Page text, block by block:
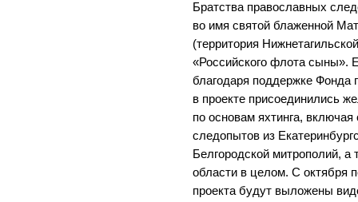
Братства православных
во имя святой блаженной
(территория
«Российского флота сыны».
благодаря поддержке Фонда
в проекте присоединились
по основам яхтинга,
следопытов из
Белгородской митрополий, а
области в целом. С октября
проекта будут выложены